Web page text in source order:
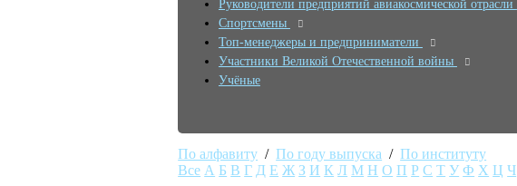
Руководители предприятий авиакосмической отрасли
Спортсмены
Топ-менеджеры и предприниматели
Участники Великой Отечественной войны
Учёные
По алфавиту /По году выпуска /По институту
Все А Б В Г Д Е Ж З И К Л М Н О П Р С Т У Ф Х Ц Ч